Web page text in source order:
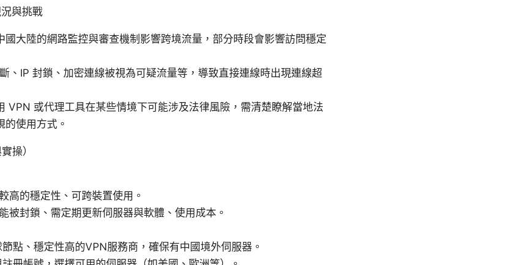
與挑戰
國大陸的網路監控與審查機制影響跨境流量，部分時段會影響訪問穩定
、IP 封鎖、加密連線被視為可疑流量等，導致直接連線時出現連線超
VPN 或代理工具在某些情境下可能涉及法律風險，需清楚瞭解當地法
使用方式。
操）
高的穩定性、可跨裝置使用。
被封鎖、需定期更新伺服器與軟體、使用成本。
點、穩定性高的VPN服務商，確保有中國境外伺服器。